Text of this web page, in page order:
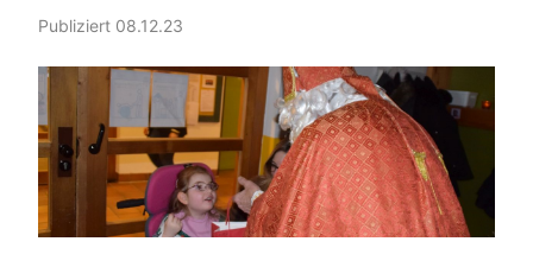
Publiziert 08.12.23